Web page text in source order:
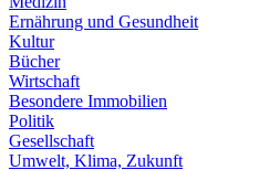
Ernährung und Gesundheit
Kultur
Bücher
Wirtschaft
Besondere Immobilien
Politik
Gesellschaft
Umwelt, Klima, Zukunft